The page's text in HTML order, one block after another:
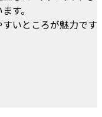
す。
いところが魅力です